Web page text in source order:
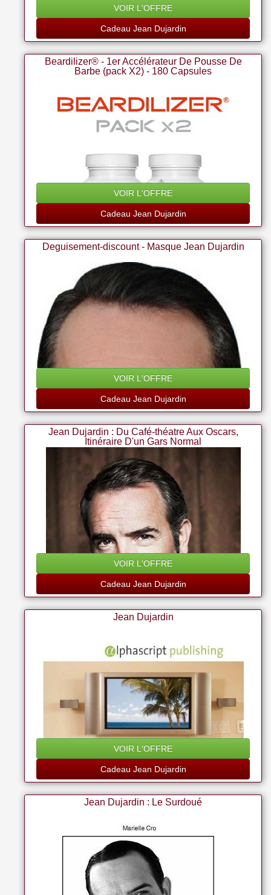
VOIR L'OFFRE
Cadeau Jean Dujardin
Beardilizer® - 1er Accélérateur De Pousse De
Barbe (pack X2) - 180 Capsules
VOIR L'OFFRE
Cadeau Jean Dujardin
Deguisement-discount - Masque Jean Dujardin
VOIR L'OFFRE
Cadeau Jean Dujardin
Jean Dujardin : Du Café-théatre Aux Oscars,
Itinéraire D'un Gars Normal
VOIR L'OFFRE
Cadeau Jean Dujardin
Jean Dujardin
VOIR L'OFFRE
Cadeau Jean Dujardin
Jean Dujardin : Le Surdoué